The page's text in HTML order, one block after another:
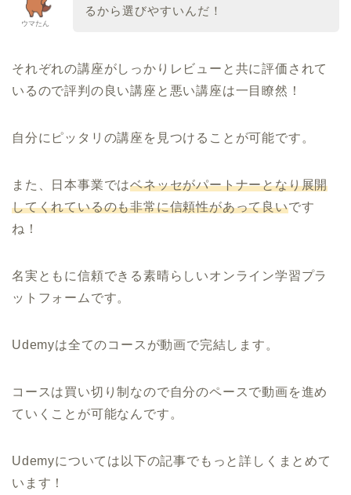
ウマたん
るから選びやすいんだ！
それぞれの講座がしっかりレビューと共に評価されて
いるので評判の良い講座と悪い講座は一目瞭然！
自分にピッタリの講座を見つけることが可能です。
また、日本事業ではベネッセがパートナーとなり展開
してくれているのも非常に信頼性があって良いです
ね！
名実ともに信頼できる素晴らしいオンライン学習プラ
ットフォームです。
Udemyは全てのコースが動画で完結します。
コースは買い切り制なので自分のペースで動画を進め
ていくことが可能なんです。
Udemyについては以下の記事でもっと詳しくまとめて
います！